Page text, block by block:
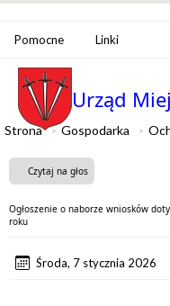
Pomocne Linki
Urząd
Strona Gospodarka
Czytaj na głos
Ogłoszenie o naborze wniosków
roku
Środa, 7 stycznia 2026